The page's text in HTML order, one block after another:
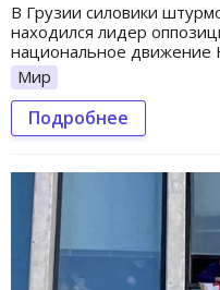
В Грузии силовики
находился лидер
национальное движение
Мир
Подробнее